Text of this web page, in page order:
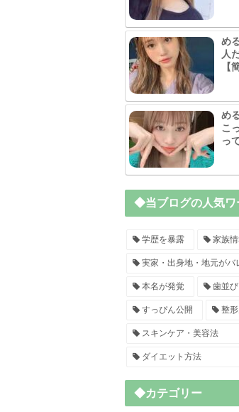
め
人
【
め
こ
っ
◆当ブログの人気ワ
学歴を暴露 家族
実家・出身地・地元がバ
本名が発覚 歯並
すっぴん公開 整
スキンケア・美容法
ダイエット方法
◆カテゴリー